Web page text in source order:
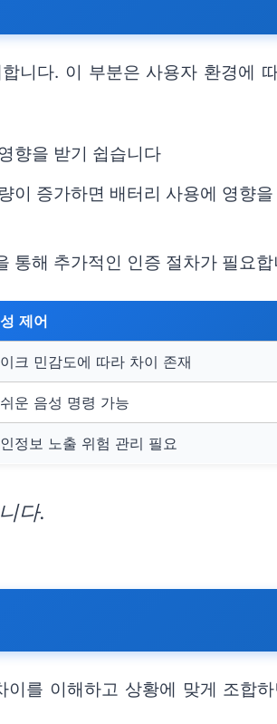
니다. 이 부분은 사용자 환경에
향을 받기 쉽습니다
이 증가하면 배터리 사용에 영향을
통해 추가적인 인증 절차가 필요
제어
크 민감도에 따라 차이 존재
운 음성 명령 가능
정보 노출 위험 관리 필요
다.
를 이해하고 상황에 맞게 조합